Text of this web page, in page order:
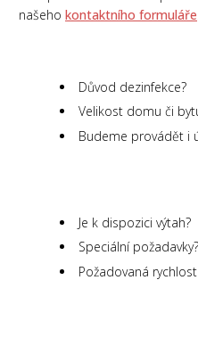
našeho kontaktního formuláře
Důvod dezinfekce?
Velikost domu či
Budeme provádět i
Je k dispozici výtah?
Speciální požadavky?
Požadovaná